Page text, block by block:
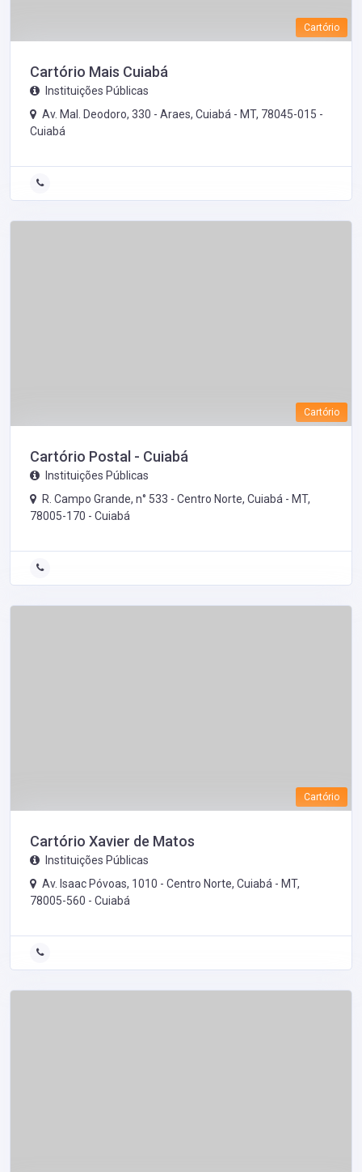
Cartório
Cartório Mais Cuiabá
Instituições Públicas
Av. Mal. Deodoro, 330 - Araes, Cuiabá - MT, 78045-015 -
Cuiabá
Cartório
Cartório Postal - Cuiabá
Instituições Públicas
R. Campo Grande, n° 533 - Centro Norte, Cuiabá - MT,
78005-170 - Cuiabá
Cartório
Cartório Xavier de Matos
Instituições Públicas
Av. Isaac Póvoas, 1010 - Centro Norte, Cuiabá - MT,
78005-560 - Cuiabá